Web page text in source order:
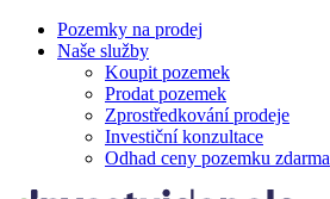
Pozemky na prodej
Naše služby
Koupit pozemek
Prodat pozemek
Zprostředkování prodeje
Investiční konzultace
Odhad ceny pozemku zdarma